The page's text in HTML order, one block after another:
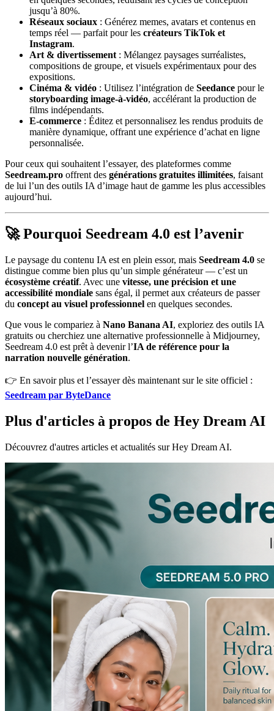
jusqu’à 80%.
Réseaux sociaux : Générez memes, avatars et contenus en
temps réel — parfait pour les créateurs TikTok et
Instagram.
Art & divertissement : Mélangez paysages surréalistes,
compositions de groupe, et visuels expérimentaux pour des
expositions.
Cinéma & vidéo : Utilisez l’intégration de Seedance pour le
storyboarding image-à-vidéo, accélérant la production de
films indépendants.
E-commerce : Éditez et personnalisez les rendus produits de
manière dynamique, offrant une expérience d’achat en ligne
personnalisée.
Pour ceux qui souhaitent l’essayer, des plateformes comme
Seedream.pro offrent des générations gratuites illimitées, faisant
de lui l’un des outils IA d’image haut de gamme les plus accessibles
aujourd’hui.
🚀 Pourquoi Seedream 4.0 est l’avenir
Le paysage du contenu IA est en plein essor, mais Seedream 4.0 se
distingue comme bien plus qu’un simple générateur — c’est un
écosystème créatif. Avec une vitesse, une précision et une
accessibilité mondiale sans égal, il permet aux créateurs de passer
du concept au visuel professionnel en quelques secondes.
Que vous le compariez à Nano Banana AI, exploriez des outils IA
gratuits ou cherchiez une alternative professionnelle à Midjourney,
Seedream 4.0 est prêt à devenir l’IA de référence pour la
narration nouvelle génération.
👉 En savoir plus et l’essayer dès maintenant sur le site officiel :
Seedream par ByteDance
Plus d'articles à propos de Hey Dream AI
Découvrez d'autres articles et actualités sur Hey Dream AI.